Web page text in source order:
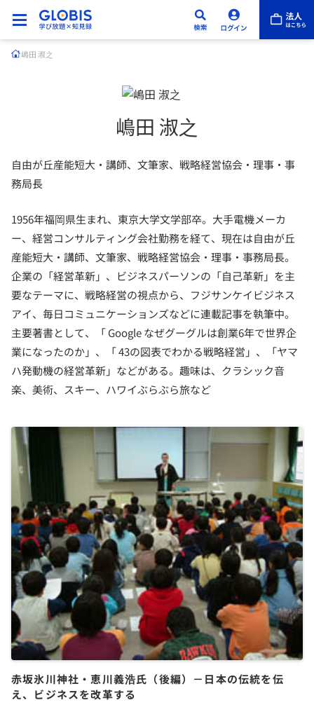
嶋田 淑之
嶋田 淑之
自由が丘産能短大・講師、文筆家、戦略経営協会・理事・事
務局長
1956年福岡県生まれ、東京大学文学部卒。大手電機メーカ
ー、経営コンサルティング会社勤務を経て、現在は自由が丘
産能短大・講師、文筆家、戦略経営協会・理事・事務局長。
企業の「経営革新」、ビジネスパーソンの「自己革新」を主
要なテーマに、戦略経営の視点から、フジサンケイビジネス
アイ、毎日コミュニケーションズなどに連載記事を執筆中。
主要著書として、「 Google なぜグーグルは創業6年で世界企
業になったのか」、「 43の図表でわかる戦略経営」、「ヤマ
ハ発動機の経営革新」などがある。趣味は、クラシック音
楽、美術、スキー、ハワイぶらぶら旅など
赤坂氷川神社・恵川義浩氏（後編）－日本の伝統を伝
え、ビジネスを改革する